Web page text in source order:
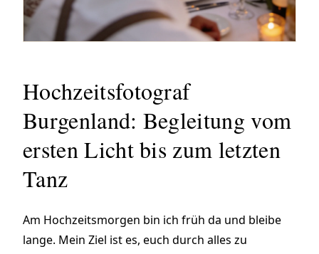
Hochzeitsfotograf
Burgenland: Begleitung vom
ersten Licht bis zum letzten
Tanz
Am Hochzeitsmorgen bin ich früh da und bleibe
lange. Mein Ziel ist es, euch durch alles zu